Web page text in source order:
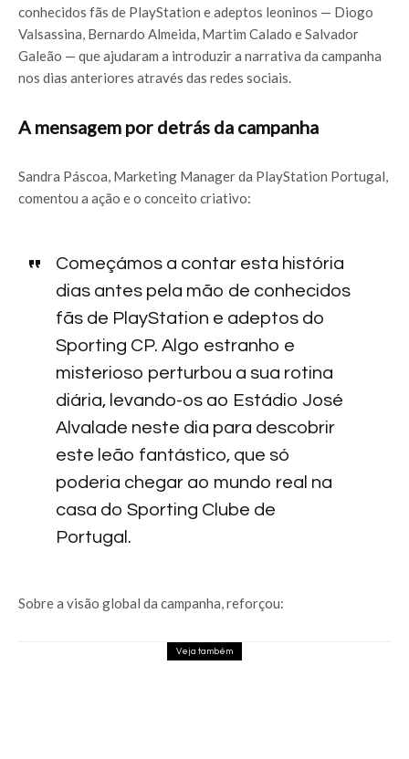
conhecidos fãs de PlayStation e adeptos leoninos — Diogo
Valsassina, Bernardo Almeida, Martim Calado e Salvador
Galeão — que ajudaram a introduzir a narrativa da campanha
nos dias anteriores através das redes sociais.
A mensagem por detrás da campanha
Sandra Páscoa, Marketing Manager da PlayStation Portugal,
comentou a ação e o conceito criativo:
Começámos a contar esta história
dias antes pela mão de conhecidos
fãs de PlayStation e adeptos do
Sporting CP. Algo estranho e
misterioso perturbou a sua rotina
diária, levando-os ao Estádio José
Alvalade neste dia para descobrir
este leão fantástico, que só
poderia chegar ao mundo real na
casa do Sporting Clube de
Portugal.
Sobre a visão global da campanha, reforçou:
Veja também